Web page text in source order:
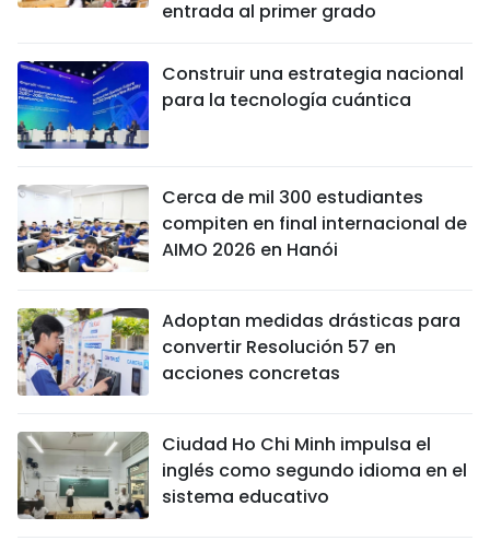
entrada al primer grado
Construir una estrategia nacional
para la tecnología cuántica
Cerca de mil 300 estudiantes
compiten en final internacional de
AIMO 2026 en Hanói
Adoptan medidas drásticas para
convertir Resolución 57 en
acciones concretas
Ciudad Ho Chi Minh impulsa el
inglés como segundo idioma en el
sistema educativo